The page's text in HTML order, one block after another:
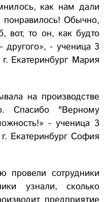
как нам дали
понравилось! Обычно,
вот, то он, как будто
другого», - ученица 3
Екатеринбург Мария
на производстве
Спасибо "Верному
- ученица 3
Екатеринбург София
провели сотрудники
узнали, сколько